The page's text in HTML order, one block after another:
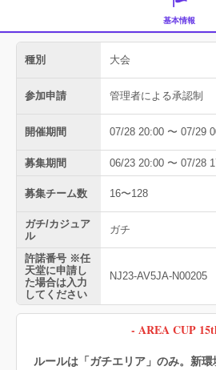
基本情報
種別 大会
参加申請 管理者による承認制
開催期間 07/28 20:00 〜 07/29
募集期間 06/23 20:00 〜 07/28
募集チーム数 16〜128
ガチ/カジュア
ル
ガチ
許諾番号 ※任
天堂に申請し
た場合は入力
してください
NJ23-AV5JA-N00205
- AREA CUP
ルールは「ガチエリア」のみ。新環